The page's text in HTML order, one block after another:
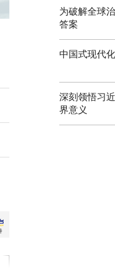
为破解全球
答案
中国式现代
深刻领悟习
界意义